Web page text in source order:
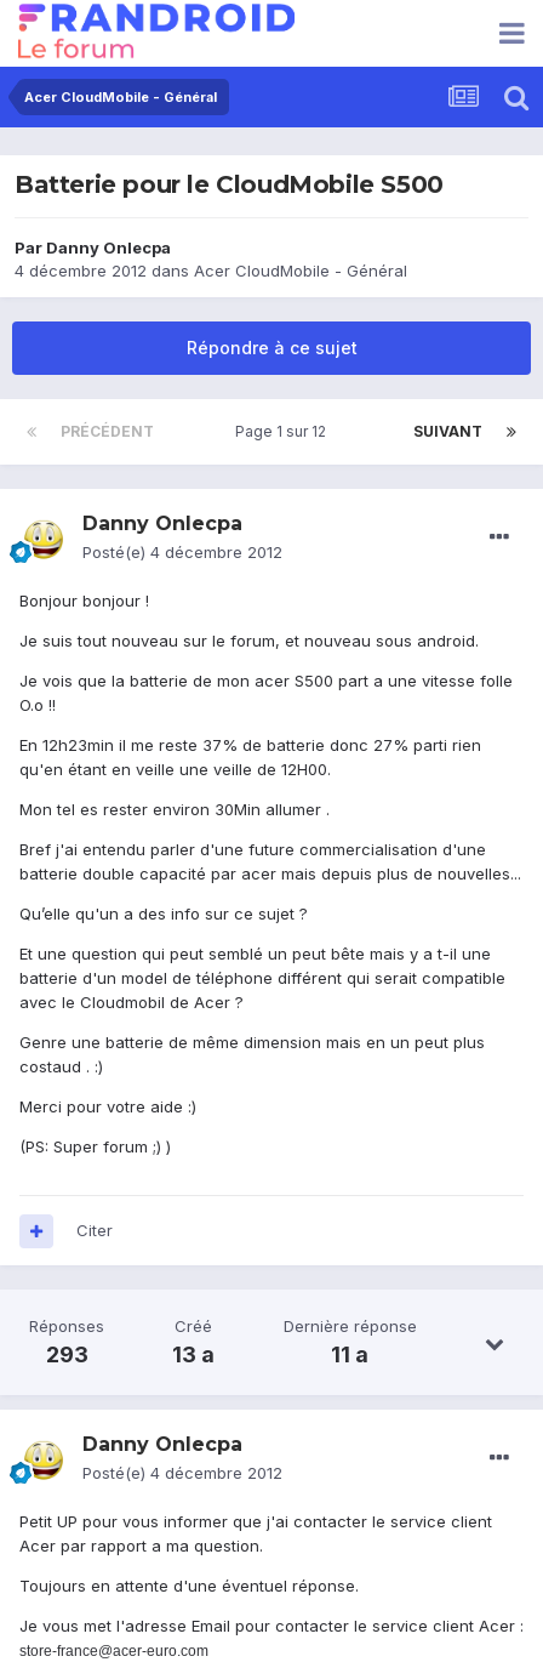
Acer CloudMobile - Général
Batterie pour le CloudMobile S500
Par Danny Onlecpa
4 décembre 2012 dans Acer CloudMobile - Général
Répondre à ce sujet
PRÉCÉDENT SUIVANT
Page 1 sur 12
Danny Onlecpa
Posté(e) 4 décembre 2012
Bonjour bonjour !
Je suis tout nouveau sur le forum, et nouveau sous android.
Je vois que la batterie de mon acer S500 part a une vitesse folle
O.o !!
En 12h23min il me reste 37% de batterie donc 27% parti rien
qu'en étant en veille une veille de 12H00.
Mon tel es rester environ 30Min allumer .
Bref j'ai entendu parler d'une future commercialisation d'une
batterie double capacité par acer mais depuis plus de nouvelles...
Qu’elle qu'un a des info sur ce sujet ?
Et une question qui peut semblé un peut bête mais y a t-il une
batterie d'un model de téléphone différent qui serait compatible
avec le Cloudmobil de Acer ?
Genre une batterie de même dimension mais en un peut plus
costaud . :)
Merci pour votre aide :)
(PS: Super forum ;) )
Citer
Réponses
293
Créé
13 a
Dernière réponse
11 a
Danny Onlecpa
Posté(e) 4 décembre 2012
Petit UP pour vous informer que j'ai contacter le service client
Acer par rapport a ma question.
Toujours en attente d'une éventuel réponse.
Je vous met l'adresse Email pour contacter le service client Acer :
store-france@acer-euro.com